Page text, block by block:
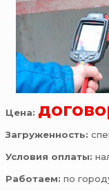
Цена:
Загруженность:
Условия оплаты:
Работаем: по